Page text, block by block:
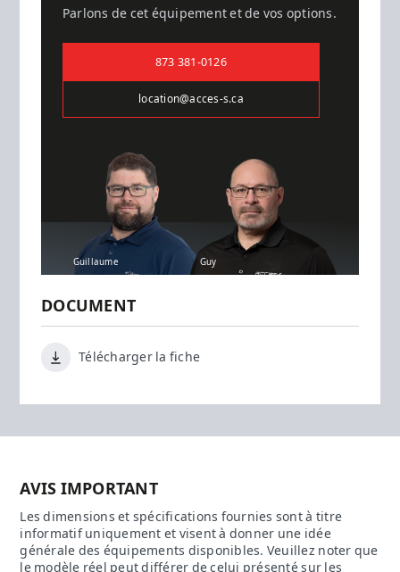
Parlons de cet équipement et de vos options.
873 381-0126
location@acces-s.ca
Guillaume Guy
DOCUMENT
Télécharger la fiche
AVIS IMPORTANT
Les dimensions et spécifications fournies sont à titre
informatif uniquement et visent à donner une idée
générale des équipements disponibles. Veuillez noter que
le modèle réel peut différer de celui présenté sur les